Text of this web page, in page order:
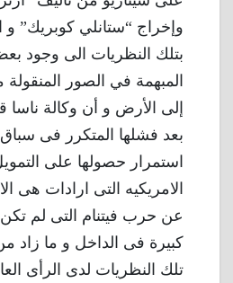
وإخراج “ستانلي كوبريك” و
بتلك النظريات الى وجود
المبهمة في الصور
إلى الأرض و أن وكالة ناسا
بعد فشلها المتكرر فى
استمرار حصولها على
الامريكيه التى ارادات هى
عن حرب فيتنام التى لم
كبيرة فى الداخل و ما زاد
تلك النظريات لدى الرأى